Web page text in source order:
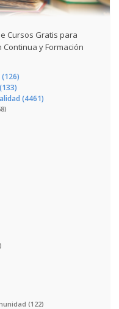
Cursos Gratis para
y Formación
(4461)
(122)